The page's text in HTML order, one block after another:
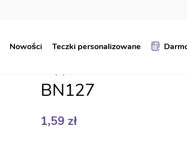
Nowości Teczki personalizowane
BN127
1,59 zł